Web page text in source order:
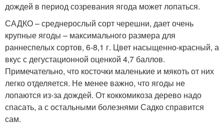
дождей в период созревания ягода может лопаться.
САДКО – среднерослый сорт черешни, дает очень
крупные ягоды – максимального размера для
раннеспелых сортов, 6-8,1 г. Цвет насыщенно-красный, а
вкус с дегустационной оценкой 4,7 баллов.
Примечательно, что косточки маленькие и мякоть от них
легко отделяется. Не менее важно, что ягоды не
лопаются из-за дождей. От коккомикоза дерево надо
спасать, а с остальными болезнями Садко справится
сам.